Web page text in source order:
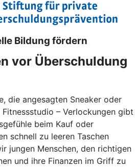
Bildung fördern
vor Überschuldung
die angesagten Sneaker oder
– Verlockungen gibt
beim Kauf oder
schnell zu leeren Taschen
jungen Menschen, den richtigen
und ihre Finanzen im Griff zu